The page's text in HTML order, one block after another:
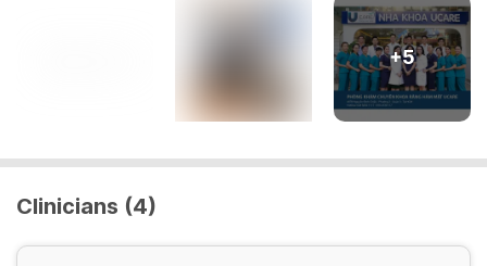
+5
Clinicians (4)